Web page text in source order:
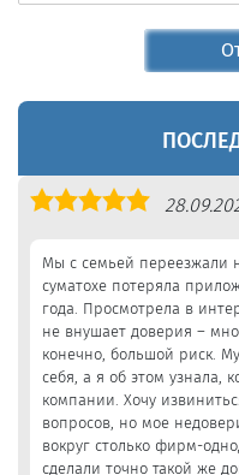
Оценка
Мы с семьей переезжали
суматохе потеряла
года. Просмотрела в
не внушает доверия –
конечно, большой риск.
себя, а я об этом узнала,
компании. Хочу
вопросов, но мое
вокруг столько фирм-
сделали точно такой же